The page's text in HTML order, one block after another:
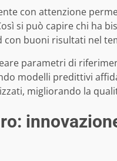
con attenzione
si può capire chi ha
buoni risultati nel
parametri di
modelli predittivi
migliorando la